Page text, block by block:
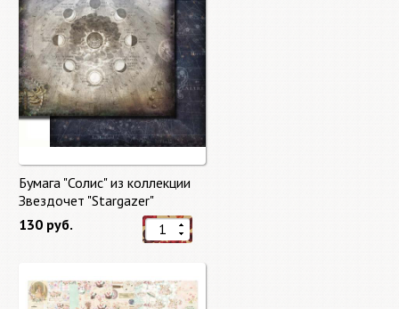
Бумага "Солис" из коллекции
Звездочет "Stargazer"
130 руб.